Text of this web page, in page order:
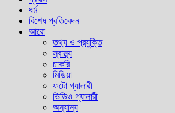
ধর্ম
বিশেষ প্রতিবেদন
আরো
তথ্য ও প্রযুক্তি
স্বাস্থ্য
চাকরি
মিডিয়া
ফটো গ্যালারী
ভিডিও গ্যালারী
অন্যান্য